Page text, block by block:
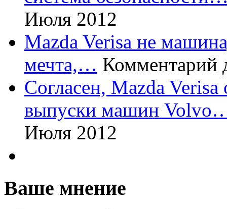
Июля 2012
Mazda Verisa не
мечта,… Комментарий
Согласен, Mazda
выпуски машин
Июля 2012
Ваше мнение